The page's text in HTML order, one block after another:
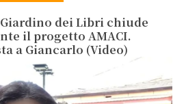
dei Libri chiude
il progetto AMACI.
a Giancarlo (Video)